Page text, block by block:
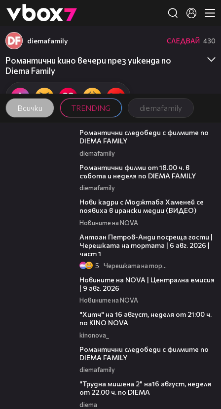
👾
Всички TRENDING diemafamily
diemafamily СЛЕДВАЙ 430
Романтични кино вечери през уикенда по
Diema Family
00:31
Романтични следобеди с филмите по
DIEMA FAMILY
diemafamily
Романтични филми от 18.00 ч. в
събота и неделя по DIEMA FAMILY
diemafamily
Нови кадри с Моджтаба Хаменей се
появиха в ирански медии (ВИДЕО)
Новините на NOVA
Антоан Петров-Анди посреща гости |
Черешката на тортата | 6 авг. 2026 |
част 1
5 Черешката на тортата
Новините на NOVA | Централна емисия
| 9 авг. 2026
Новините на NOVA
"Хитч" на 16 август, неделя от 21:00 ч.
по KINO NOVA
kinonova_
Романтични следобеди с филмите по
DIEMA FAMILY
diemafamily
"Трудна мишена 2" на16 август, неделя
от 22.00 ч. по DIEMA
diema